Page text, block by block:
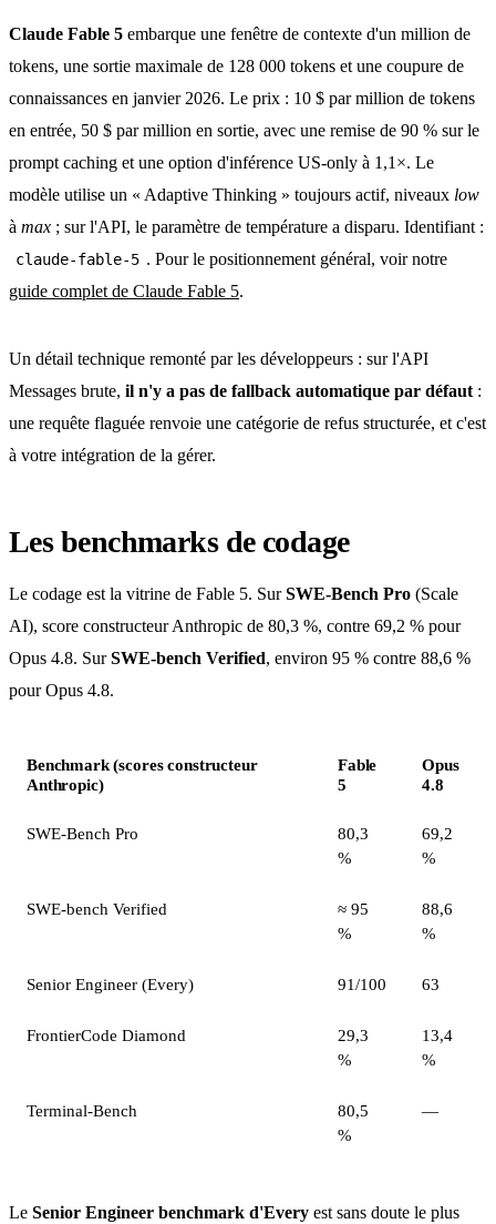
Claude Fable 5 embarque une fenêtre de contexte d'un million de
tokens, une sortie maximale de 128 000 tokens et une coupure de
connaissances en janvier 2026. Le prix : 10 $ par million de tokens
en entrée, 50 $ par million en sortie, avec une remise de 90 % sur le
prompt caching et une option d'inférence US-only à 1,1×. Le
modèle utilise un « Adaptive Thinking » toujours actif, niveaux low
à max ; sur l'API, le paramètre de température a disparu. Identifiant :
claude-fable-5 . Pour le positionnement général, voir notre
guide complet de Claude Fable 5.
Un détail technique remonté par les développeurs : sur l'API
Messages brute, il n'y a pas de fallback automatique par défaut :
une requête flaguée renvoie une catégorie de refus structurée, et c'est
à votre intégration de la gérer.
Les benchmarks de codage
Le codage est la vitrine de Fable 5. SurSWE-Bench Pro (Scale
AI), score constructeur Anthropic de 80,3 %, contre 69,2 % pour
Opus 4.8. SurSWE-bench Verified, environ 95 % contre 88,6 %
pour Opus 4.8.
Benchmark (scores constructeur
Anthropic)
Fable
5
Opus
4.8
SWE-Bench Pro
80,3
%
69,2
%
SWE-bench Verified
≈ 95
%
88,6
%
Senior Engineer (Every) 91/100 63
FrontierCode Diamond
29,3
%
13,4
%
Terminal-Bench
80,5
%
—
Le Senior Engineer benchmark d'Every est sans doute le plus